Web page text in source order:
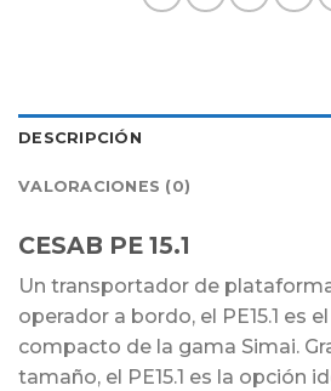
DESCRIPCIÓN
VALORACIONES (0)
CESAB PE 15.1
Un transportador de
operador a bordo, el PE15.1 es
compacto de la gama Simai.
tamaño, el PE15.1 es la opción